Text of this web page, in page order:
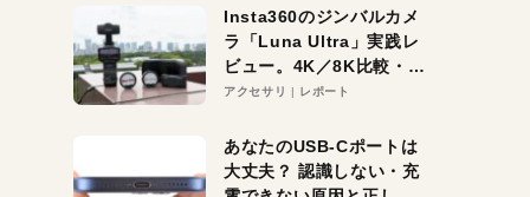
る未来はすぐそこ！
Insta360のジンバルカメ
ラ「Luna Ultra」実践レ
ビュー。4K／8K比較・ズ
ーム・夜間撮影をチェッ
アクセサリ レポート
あなたのUSB-Cポートは
大丈夫？ 認識しない・充